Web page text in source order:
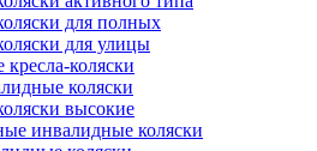
для полных
для улицы
коляски
коляски
высокие
инвалидные коляски